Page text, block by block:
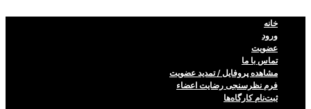
خانه
ورود
عضویت
تماس با ما
مشاهده پروفایل / تمدید عضویت
فرم نظر‌سنجی رضایت اعضاء
ثبت‌نام کارگاه‌ها